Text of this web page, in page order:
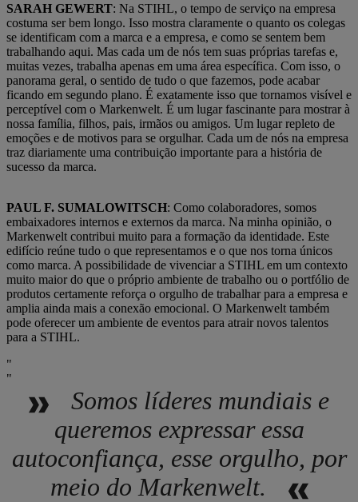
SARAH GEWERT: Na STIHL, o tempo de serviço na empresa
costuma ser bem longo. Isso mostra claramente o quanto os colegas
se identificam com a marca e a empresa, e como se sentem bem
trabalhando aqui. Mas cada um de nós tem suas próprias tarefas e,
muitas vezes, trabalha apenas em uma área específica. Com isso, o
panorama geral, o sentido de tudo o que fazemos, pode acabar
ficando em segundo plano. É exatamente isso que tornamos visível e
perceptível com o Markenwelt. É um lugar fascinante para mostrar à
nossa família, filhos, pais, irmãos ou amigos. Um lugar repleto de
emoções e de motivos para se orgulhar. Cada um de nós na empresa
traz diariamente uma contribuição importante para a história de
sucesso da marca.
PAUL F. SUMALOWITSCH: Como colaboradores, somos
embaixadores internos e externos da marca. Na minha opinião, o
Markenwelt contribui muito para a formação da identidade. Este
edifício reúne tudo o que representamos e o que nos torna únicos
como marca. A possibilidade de vivenciar a STIHL em um contexto
muito maior do que o próprio ambiente de trabalho ou o portfólio de
produtos certamente reforça o orgulho de trabalhar para a empresa e
amplia ainda mais a conexão emocional. O Markenwelt também
pode oferecer um ambiente de eventos para atrair novos talentos
para a STIHL.
Somos líderes mundiais e
queremos expressar essa
autoconfiança, esse orgulho, por
meio do Markenwelt.